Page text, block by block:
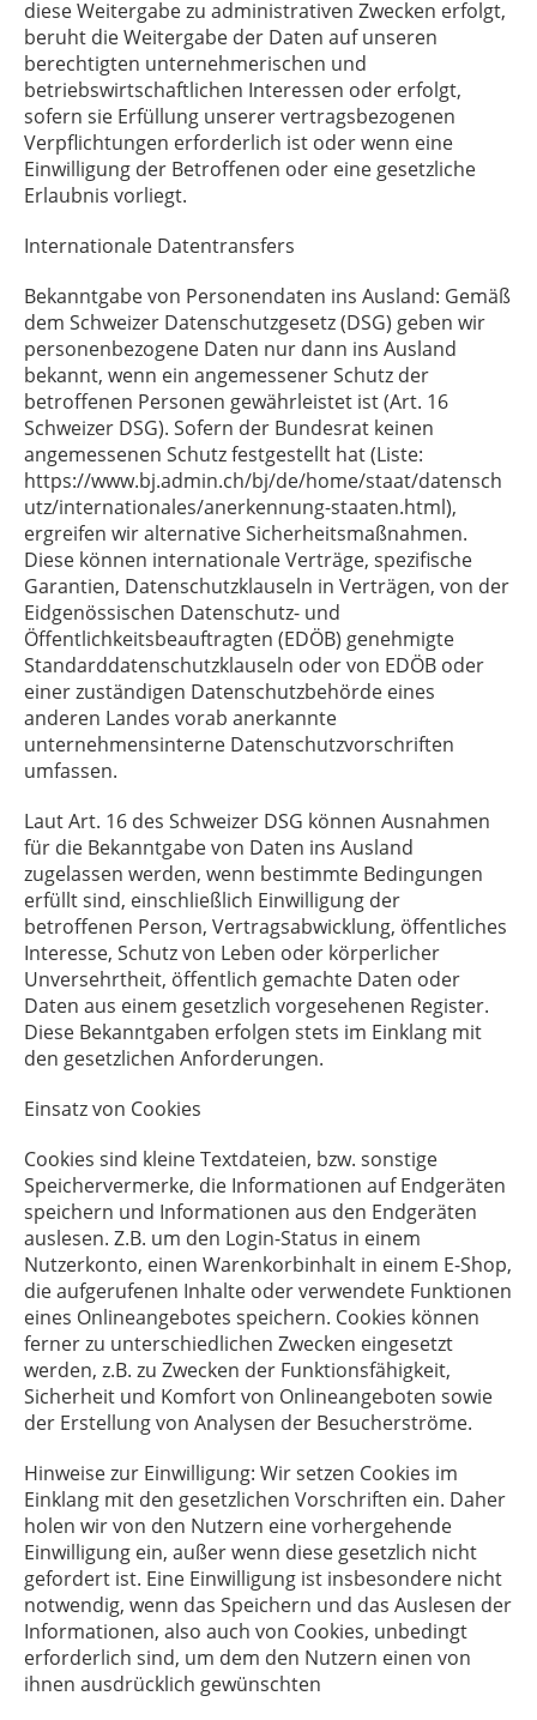
diese Weitergabe zu administrativen Zwecken erfolgt,
beruht die Weitergabe der Daten auf unseren
berechtigten unternehmerischen und
betriebswirtschaftlichen Interessen oder erfolgt,
sofern sie Erfüllung unserer vertragsbezogenen
Verpflichtungen erforderlich ist oder wenn eine
Einwilligung der Betroffenen oder eine gesetzliche
Erlaubnis vorliegt.
Internationale Datentransfers
Bekanntgabe von Personendaten ins Ausland: Gemäß
dem Schweizer Datenschutzgesetz (DSG) geben wir
personenbezogene Daten nur dann ins Ausland
bekannt, wenn ein angemessener Schutz der
betroffenen Personen gewährleistet ist (Art. 16
Schweizer DSG). Sofern der Bundesrat keinen
angemessenen Schutz festgestellt hat (Liste:
https://www.bj.admin.ch/bj/de/home/staat/datensch
utz/internationales/anerkennung-staaten.html),
ergreifen wir alternative Sicherheitsmaßnahmen.
Diese können internationale Verträge, spezifische
Garantien, Datenschutzklauseln in Verträgen, von der
Eidgenössischen Datenschutz- und
Öffentlichkeitsbeauftragten (EDÖB) genehmigte
Standarddatenschutzklauseln oder von EDÖB oder
einer zuständigen Datenschutzbehörde eines
anderen Landes vorab anerkannte
unternehmensinterne Datenschutzvorschriften
umfassen.
Laut Art. 16 des Schweizer DSG können Ausnahmen
für die Bekanntgabe von Daten ins Ausland
zugelassen werden, wenn bestimmte Bedingungen
erfüllt sind, einschließlich Einwilligung der
betroffenen Person, Vertragsabwicklung, öffentliches
Interesse, Schutz von Leben oder körperlicher
Unversehrtheit, öffentlich gemachte Daten oder
Daten aus einem gesetzlich vorgesehenen Register.
Diese Bekanntgaben erfolgen stets im Einklang mit
den gesetzlichen Anforderungen.
Einsatz von Cookies
Cookies sind kleine Textdateien, bzw. sonstige
Speichervermerke, die Informationen auf Endgeräten
speichern und Informationen aus den Endgeräten
auslesen. Z.B. um den Login-Status in einem
Nutzerkonto, einen Warenkorbinhalt in einem E-Shop,
die aufgerufenen Inhalte oder verwendete Funktionen
eines Onlineangebotes speichern. Cookies können
ferner zu unterschiedlichen Zwecken eingesetzt
werden, z.B. zu Zwecken der Funktionsfähigkeit,
Sicherheit und Komfort von Onlineangeboten sowie
der Erstellung von Analysen der Besucherströme.
Hinweise zur Einwilligung: Wir setzen Cookies im
Einklang mit den gesetzlichen Vorschriften ein. Daher
holen wir von den Nutzern eine vorhergehende
Einwilligung ein, außer wenn diese gesetzlich nicht
gefordert ist. Eine Einwilligung ist insbesondere nicht
notwendig, wenn das Speichern und das Auslesen der
Informationen, also auch von Cookies, unbedingt
erforderlich sind, um dem den Nutzern einen von
ihnen ausdrücklich gewünschten